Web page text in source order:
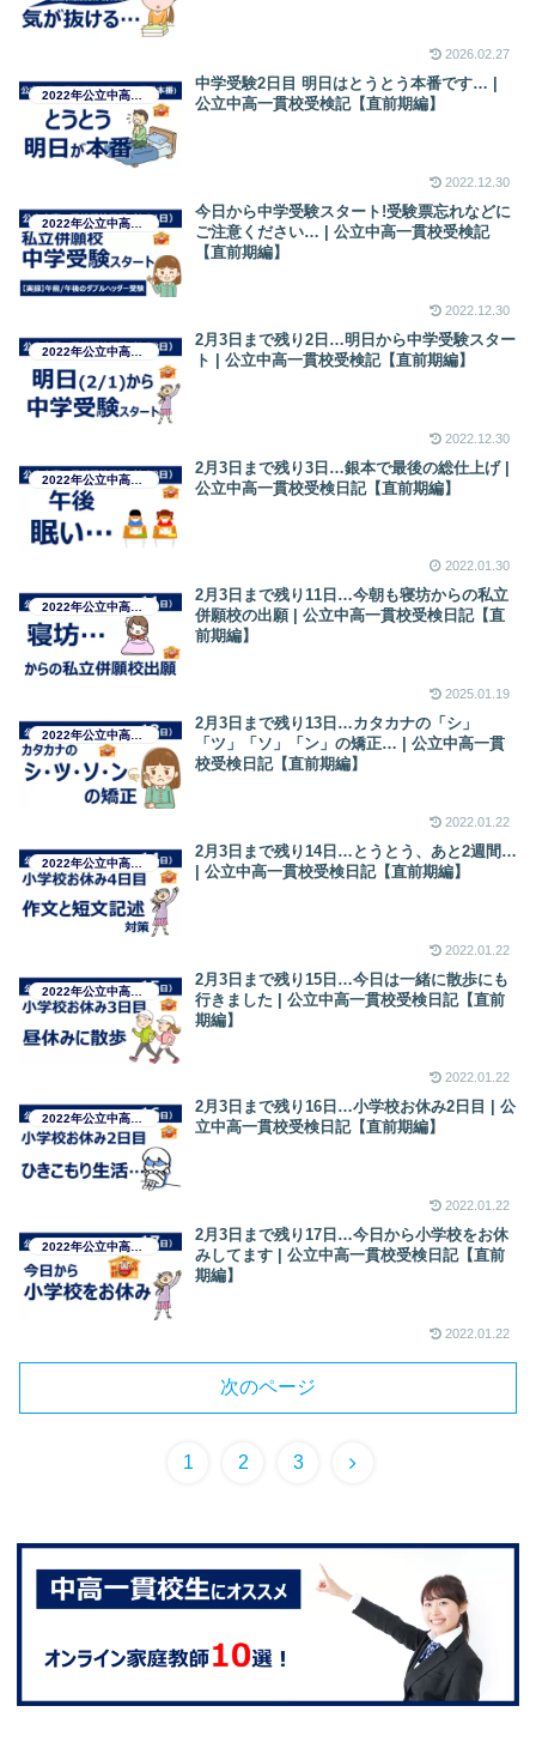
2026.02.27
2022年公立中高一貫校受検日記
中学受験2日目 明日はとうとう本番です… |
公立中高一貫校受検記【直前期編】
2022.12.30
2022年公立中高一貫校受検日記
今日から中学受験スタート!受験票忘れなどに
ご注意ください… | 公立中高一貫校受検記
【直前期編】
2022.12.30
2月3日まで残り2日…明日から中学受験スター
ト | 公立中高一貫校受検記【直前期編】
2022.12.30
2月3日まで残り3日…銀本で最後の総仕上げ |
公立中高一貫校受検日記【直前期編】
2022.01.30
2022年公立中高一貫校受検日記
2月3日まで残り11日…今朝も寝坊からの私立
併願校の出願 | 公立中高一貫校受検日記【直
前期編】
2025.01.19
2022年公立中高一貫校受検日記
2月3日まで残り13日…カタカナの「シ」
「ツ」「ソ」「ン」の矯正… | 公立中高一貫
校受検日記【直前期編】
2022.01.22
2月3日まで残り14日…とうとう、あと2週間…
| 公立中高一貫校受検日記【直前期編】
2022.01.22
2月3日まで残り15日…今日は一緒に散歩にも
行きました | 公立中高一貫校受検日記【直前
期編】
2022.01.22
2022年公立中高一貫校受検日記
2月3日まで残り16日…小学校お休み2日目 | 公
立中高一貫校受検日記【直前期編】
2022.01.22
2022年公立中高一貫校受検日記
2月3日まで残り17日…今日から小学校をお休
みしてます | 公立中高一貫校受検日記【直前
期編】
2022.01.22
次のページ
1 2 3